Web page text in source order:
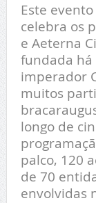
Este
celebra os
e Aeterna
fundada há
imperador
muitos
longo de
palco, 120
de 70
envolvidas